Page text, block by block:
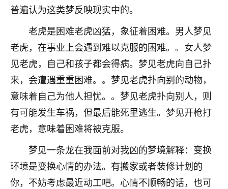
普遍认为这类梦反映现实中的。
老虎是困难老虎凶猛，象征着困难。男人梦见
老虎，在事业上会遇到难以克服的困难。。女人梦
见老虎，自己和孩子都会得病。梦见老虎向自己扑
来，会遭遇重重困难。。梦见老虎扑向别的动物，
意味着自己为他人担忧。。梦见老虎扑向别人，则
有可能发生车祸，但最后能死里逃生。梦见开枪打
老虎，意味着困难将被克服。
梦见一条龙在我面前对我凶的梦境解释：变换
环境是变换心情的办法。有搬家或者装修计划的
你，不妨考虑最近动工吧。心情不顺畅的话，也可
12小时前 来自北京
心心相印
我身体不太好，总是病病殃殃的，去检查又没什么大
问题，反正就是不舒服。中医西医看遍了，找不到问
题，后来无意中看到有人推荐慧来老师，跟老师聊过
之后，心情豁然开朗，也听老师建议，处理了一些因
果问题。今年以来，身体比以前好多，主要是心情好
了，老师说境随心转，现在深有体会了。
鹿森：是的，其实跟老师聊过之后，最大的感
触，首先就是心态会变好，万般皆是命，半点
不由人！
1天前 来自四川 9